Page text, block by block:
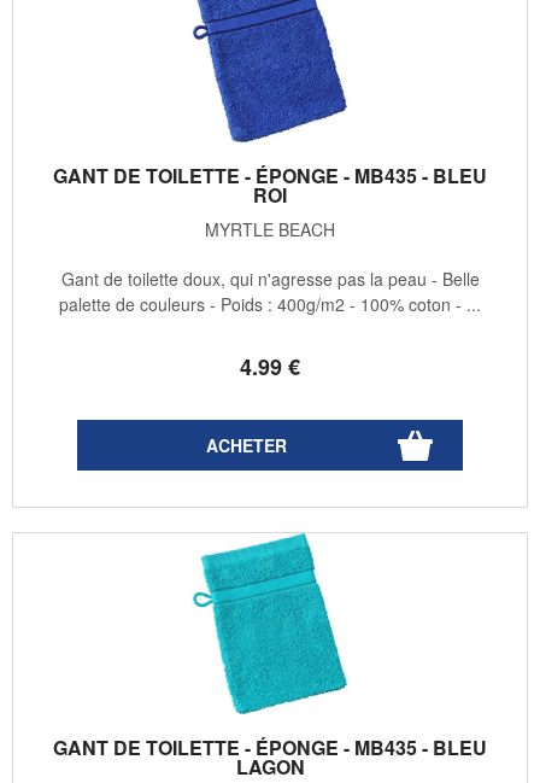
GANT DE TOILETTE - ÉPONGE - MB435 - BLEU
ROI
MYRTLE BEACH
4.99€
Gant de toilette doux, qui n'agresse pas la peau - Belle
palette de couleurs - Poids : 400g/m2 - 100% coton - ...
GANT DE TOILETTE - ÉPONGE - MB435 - BLEU
LAGON